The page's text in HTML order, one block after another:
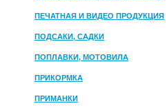
ПЕЧАТНАЯ И ВИДЕО ПРОДУКЦИЯ
ПОДСАКИ, САДКИ
ПОПЛАВКИ, МОТОВИЛА
ПРИКОРМКА
ПРИМАНКИ